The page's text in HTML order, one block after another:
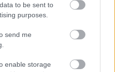
to be sent to
purposes.
send me
enable storage
Péter bejelentése: így